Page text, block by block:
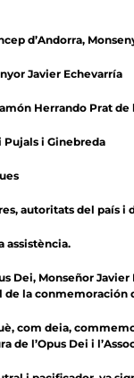
d’Andorra,
Javier Echevarría
Herrando Prat de
i Ginebreda
autoritats del país i
assistència.
Dei, Monseñor
la conmemoración
com deia,
de l’Opus Dei i